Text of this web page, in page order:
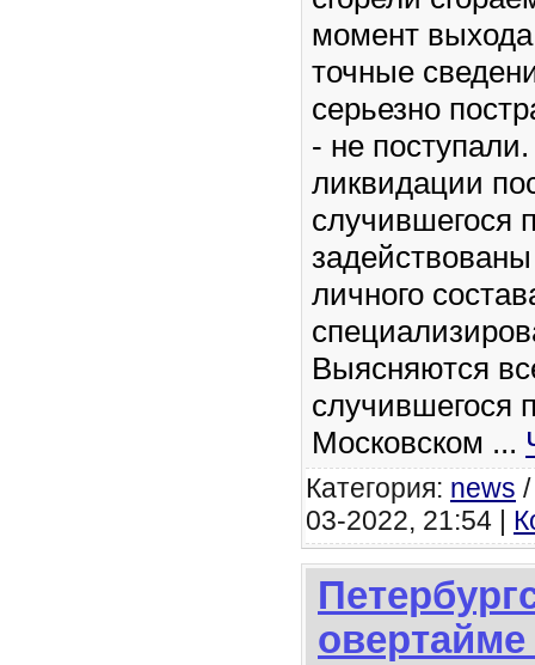
момент
точные
серьезно
- не
ликвидации
случившегося
личного
Выясняются
случившегося
Московском ...
Категория: news
03-2022, 21:54 |